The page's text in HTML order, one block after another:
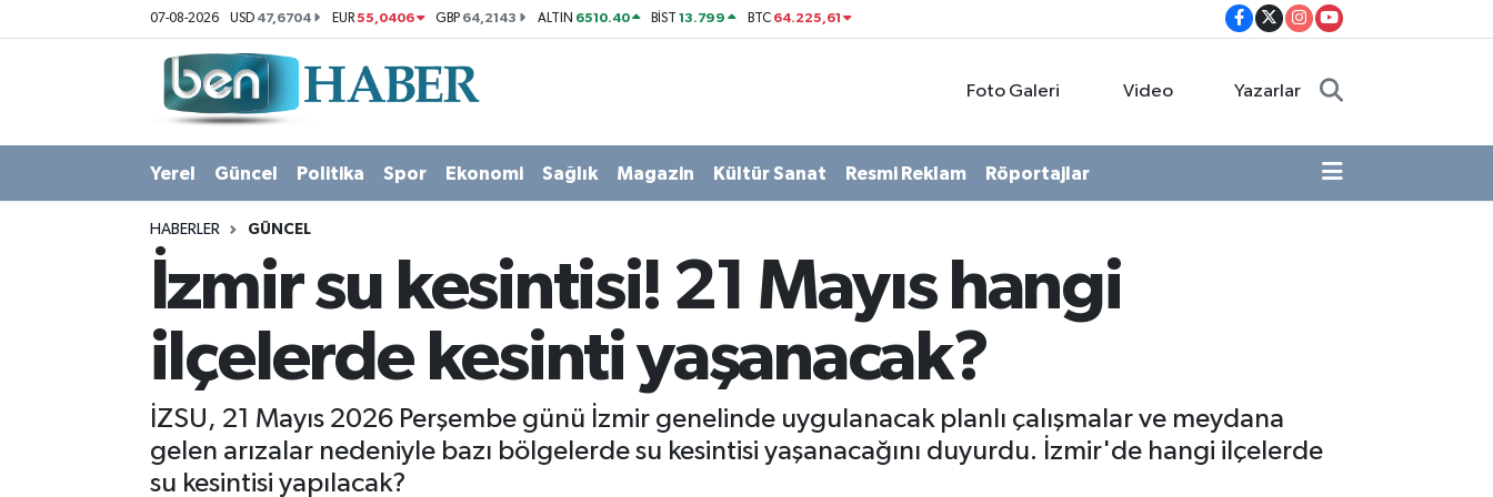
07-08-2026 USD 47,6704 EUR55,0406 GBP 64,2143 ALTIN 6510.40 BİST13.799 BTC 64.225,61
Foto Galeri Video Yazarlar
Yerel Güncel Politika Spor Ekonomi Sağlık Magazin Kültür Sanat Resmi Reklam Röportajlar
HABERLER GÜNCEL
İzmir su kesintisi! 21 Mayıs hangi
ilçelerde kesinti yaşanacak?
İZSU, 21 Mayıs 2026 Perşembe günü İzmir genelinde uygulanacak planlı çalışmalar ve meydana
gelen arızalar nedeniyle bazı bölgelerde su kesintisi yaşanacağını duyurdu. İzmir'de hangi ilçelerde
su kesintisi yapılacak?
Politika
Kültür Sanat
Hava Durumu
Süper Lig Puan Durumu ve Fikstür
Tüm Manşetler
Son Dakika Haberleri